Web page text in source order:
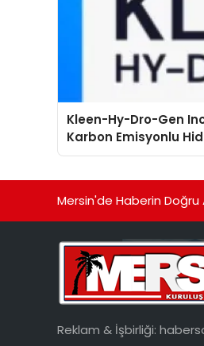
Kleen-Hy-Dro-Gen
Karbon Emisyonlu
Isıtma Teknolojisinde
Mersin'de Haberin Doğru
Reklam & İşbirliği: